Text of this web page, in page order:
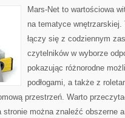
Mars-Net to wartościowa
na tematyce
łączy się z codziennym
czytelników w wyborze
pokazując różnorodne
podłogami, a także z
przestrzeń. Warto
można znaleźć obszerne